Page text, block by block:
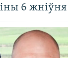
6 жніўня